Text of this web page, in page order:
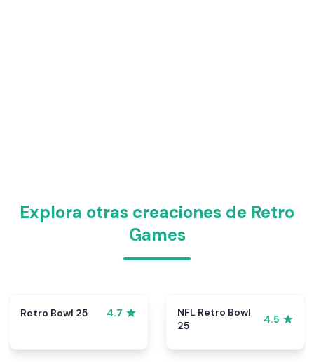
Explora otras creaciones de Retro
Games
Retro Bowl 25 4.7
NFL Retro Bowl
25
4.5